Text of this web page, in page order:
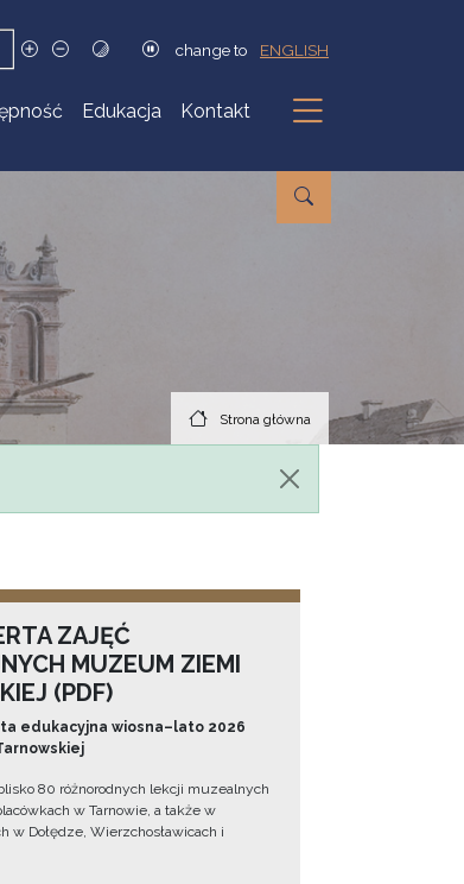
change to ENGLISH
Edukacja Kontakt
Podmenu
Strona główna
ZAJĘĆ
MUZEUM ZIEMI
(PDF)
edukacyjna wiosna–lato 2026
80 różnorodnych lekcji muzealnych
w Tarnowie, a także w
w Dołędze, Wierzchosławicach i